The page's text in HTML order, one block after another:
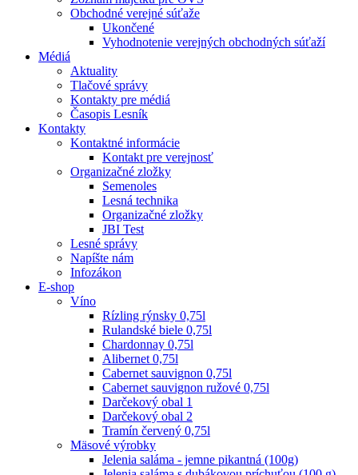
Obchodné verejné súťaže
Ukončené
Vyhodnotenie verejných obchodných súťaží
Médiá
Aktuality
Tlačové správy
Kontakty pre médiá
Časopis Lesník
Kontakty
Kontaktné informácie
Kontakt pre verejnosť
Organizačné zložky
Semenoles
Lesná technika
Organizačné zložky
JBI Test
Lesné správy
Napíšte nám
Infozákon
E-shop
Víno
Rízling rýnsky 0,75l
Rulandské biele 0,75l
Chardonnay 0,75l
Alibernet 0,75l
Cabernet sauvignon 0,75l
Cabernet sauvignon ružové 0,75l
Darčekový obal 1
Darčekový obal 2
Tramín červený 0,75l
Mäsové výrobky
Jelenia saláma - jemne pikantná (100g)